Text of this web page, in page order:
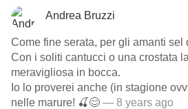
Andrea Bruzzi
Come fine serata, per gli amanti sel
Con i soliti cantucci o una crostata
meravigliosa in bocca.
Io lo proverei anche (in stagione
nelle marure! 🍒😊 — 8 years ago